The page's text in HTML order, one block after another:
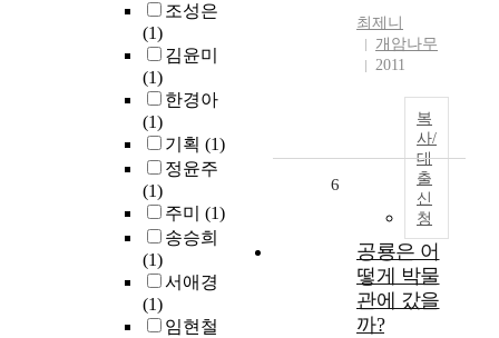
조성은
(1)
김윤미
(1)
한경아
(1)
기획 (1)
정윤주
(1)
주미 (1)
송승희
(1)
서애경
(1)
임현철
최제니
개암나무
2011
복
사/
대
출
신
청
6
공룡은 어
떻게 박물
관에 갔을
까?